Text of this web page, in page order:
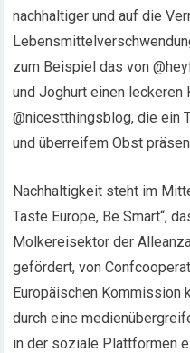
nachhaltiger und auf die
zum Beispiel das von
und Joghurt einen leckeren
@nicestthingsblog, die ein
und überreifem Obst
Nachhaltigkeit steht im
Taste Europe, Be Smart“,
Molkereisektor der
gefördert, von
Europäischen Kommission
durch eine
in der soziale Plattformen